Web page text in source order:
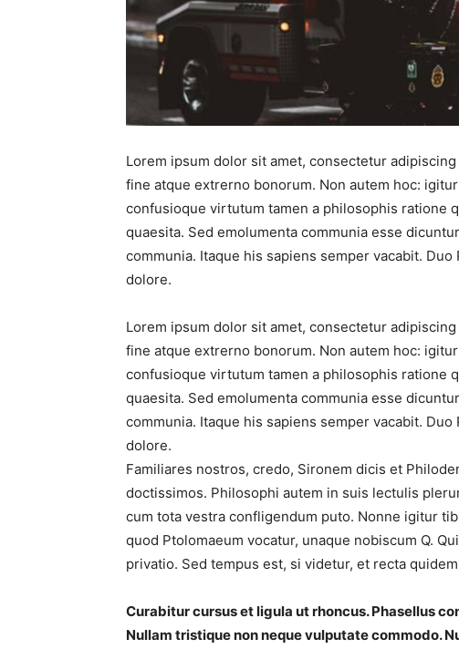
Lorem ipsum dolor sit amet, consectetur
fine atque extrerno bonorum. Non autem hoc:
confusioque virtutum tamen a philosophis ratione
quaesita. Sed emolumenta communia esse
communia. Itaque his sapiens semper vacabit.
dolore.
Lorem ipsum dolor sit amet, consectetur
fine atque extrerno bonorum. Non autem hoc:
confusioque virtutum tamen a philosophis ratione
quaesita. Sed emolumenta communia esse
communia. Itaque his sapiens semper vacabit.
dolore.
Familiares nostros, credo, Sironem dicis et
doctissimos. Philosophi autem in suis lectulis
cum tota vestra confligendum puto. Nonne igitur
quod Ptolomaeum vocatur, unaque nobiscum Q.
privatio. Sed tempus est, si videtur, et recta
Curabitur cursus et ligula ut rhoncus. Phasellus
Nullam tristique non neque vulputate commodo.